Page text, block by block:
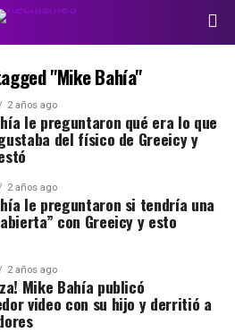
"Mike Bahía"
2 años ago
le preguntaron qué era lo que
del físico de Greeicy y
2 años ago
le preguntaron si tendría una
con Greeicy y esto
2 años ago
Mike Bahía publicó
video con su hijo y derritió a